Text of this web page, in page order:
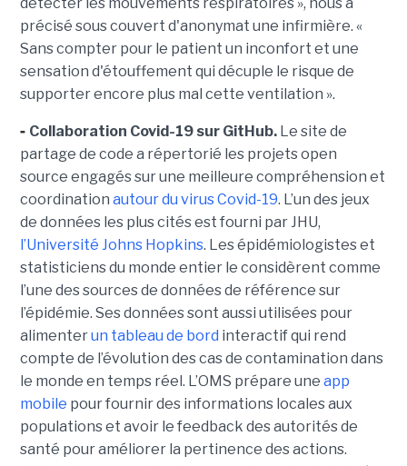
détecter les mouvements respiratoires », nous a
précisé sous couvert d'anonymat une infirmière. «
Sans compter pour le patient un inconfort et une
sensation d'étouffement qui décuple le risque de
supporter encore plus mal cette ventilation ».
- Collaboration Covid-19 sur GitHub. Le site de
partage de code a répertorié les projets open
source engagés sur une meilleure compréhension et
coordination autour du virus Covid-19. L’un des jeux
de données les plus cités est fourni par JHU,
l’Université Johns Hopkins. Les épidémiologistes et
statisticiens du monde entier le considèrent comme
l’une des sources de données de référence sur
l’épidémie. Ses données sont aussi utilisées pour
alimenterun tableau de bord interactif qui rend
compte de l’évolution des cas de contamination dans
le monde en temps réel. L’OMS prépare une app
mobile pour fournir des informations locales aux
populations et avoir le feedback des autorités de
santé pour améliorer la pertinence des actions.